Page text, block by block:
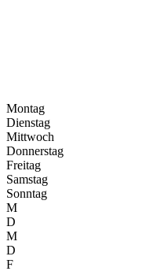
Montag
Dienstag
Mittwoch
Donnerstag
Freitag
Samstag
Sonntag
M
D
M
D
F